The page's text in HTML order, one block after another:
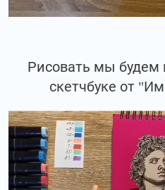
Рисовать мы
скетчбуке от